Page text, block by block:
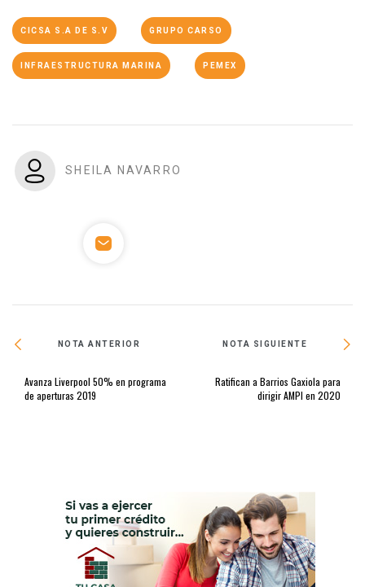
CICSA S.A DE S.V GRUPO CARSO
INFRAESTRUCTURA MARINA PEMEX
SHEILA NAVARRO
NOTA ANTERIOR
Avanza Liverpool 50% en programa
de aperturas 2019
NOTA SIGUIENTE
Ratifican a Barrios Gaxiola para
dirigir AMPI en 2020